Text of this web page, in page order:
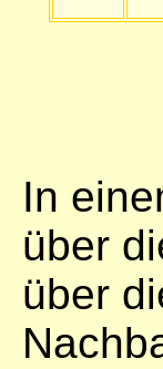
In
über
über